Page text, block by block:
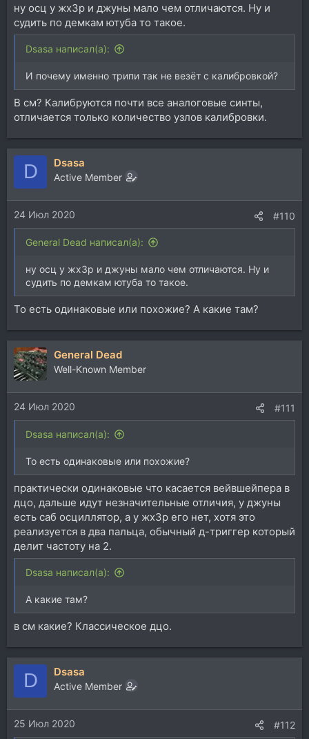
ну осц у жх3р и джуны мало чем отличаются. Ну и
судить по демкам ютуба то такое.
Dsasa написал(а):
И почему именно трипи так не везёт с калибровкой?
В см? Калибруются почти все аналоговые синты,
отличается только количество узлов калибровки.
D Dsasa
Active Member
24 Июл 2020 #110
General Dead написал(а):
ну осц у жх3р и джуны мало чем отличаются. Ну и
судить по демкам ютуба то такое.
То есть одинаковые или похожие? А какие там?
General Dead
Well-Known Member
24 Июл 2020 #111
Dsasa написал(а):
То есть одинаковые или похожие?
практически одинаковые что касается вейвшейпера в
дцо, дальше идут незначительные отличия, у джуны
есть саб осциллятор, а у жх3р его нет, хотя это
реализуется в два пальца, обычный д-триггер который
делит частоту на 2.
Dsasa написал(а):
А какие там?
в см какие? Классическое дцо.
D Dsasa
Active Member
25 Июл 2020 #112